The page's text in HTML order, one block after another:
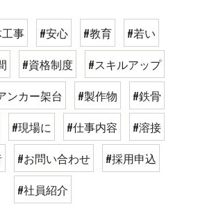
事 #安心 #教育
#若い
#資格制度
#スキルアップ
ンカー架台 #製作物
#鉄骨
#現場に #仕事内容
#溶接
#お問い合わせ
#採用申込
#社員紹介